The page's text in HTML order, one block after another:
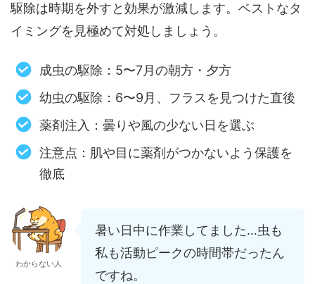
駆除は時期を外すと効果が激減します。ベストなタ
イミングを見極めて対処しましょう。
成虫の駆除：5〜7月の朝方・夕方
幼虫の駆除：6〜9月、フラスを見つけた直後
薬剤注入：曇りや風の少ない日を選ぶ
注意点：肌や目に薬剤がつかないよう保護を
徹底
わからない人
暑い日中に作業してました…虫も
私も活動ピークの時間帯だったん
ですね。